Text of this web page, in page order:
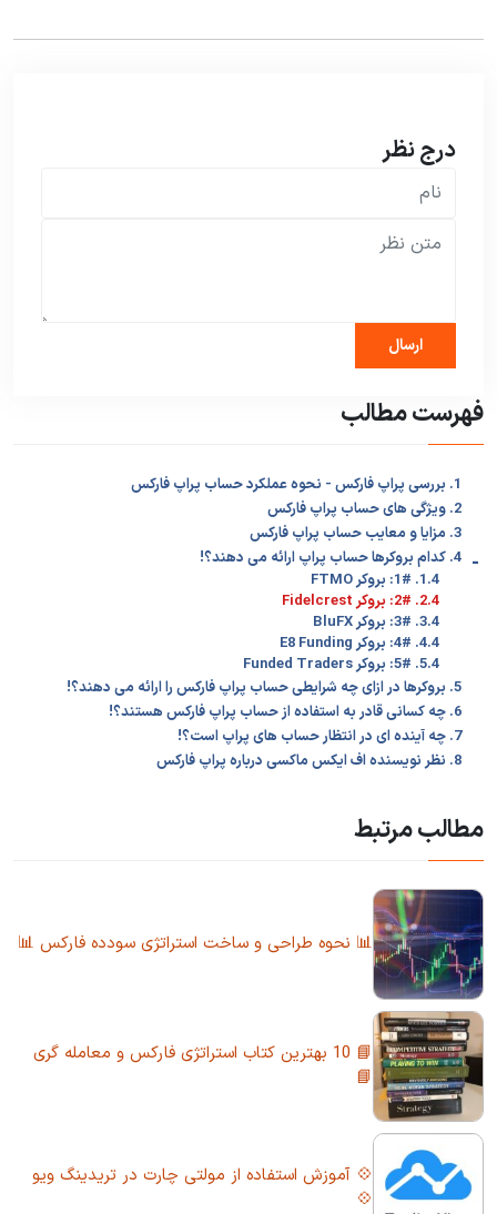
درج نظر
فهرست مطالب
1. بررسی پراپ فارکس - نحوه عملکرد حساب پراپ فارکس
2. ویژگی های حساب پراپ فارکس
3. مزایا و معایب حساب پراپ فارکس
4. کدام بروکرها حساب پراپ ارائه می دهند؟! -
1.4. 1#: بروکر FTMO
2.4. 2#: بروکر Fidelcrest
3.4. 3#: بروکر BluFX
4.4. 4#: بروکر E8 Funding
5.4. 5#: بروکر Funded Traders
5. بروکرها در ازای چه شرایطی حساب پراپ فارکس را ارائه می دهند؟!
6. چه کسانی قادر به استفاده از حساب پراپ فارکس هستند؟!
7. چه آینده ای در انتظار حساب های پراپ است؟!
8. نظر نویسنده اف ایکس ماکسی درباره پراپ فارکس
مطالب مرتبط
📊 نحوه طراحی و ساخت استراتژی سودده فارکس 📊
📘 10 بهترین کتاب استراتژی فارکس و معامله گری
📘
💠 آموزش استفاده از مولتی چارت در تریدینگ ویو
💠